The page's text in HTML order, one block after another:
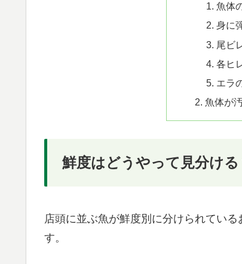
魚体
身に
尾ビ
各ヒ
エラ
魚体が
鮮度はどうやって見分ける
店頭に並ぶ魚が鮮度別に分けられてい
す。